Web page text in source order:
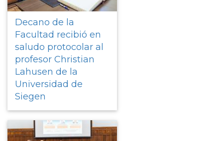
Decano de la
Facultad recibió en
saludo protocolar al
profesor Christian
Lahusen de la
Universidad de
Siegen